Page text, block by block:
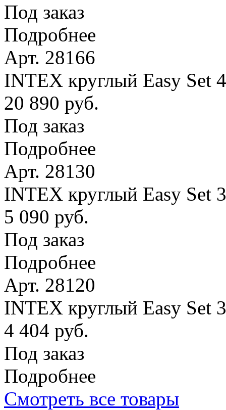
Под заказ
Подробнее
Арт. 28166
INTEX круглый Easy Set
20 890 руб.
Под заказ
Подробнее
Арт. 28130
INTEX круглый Easy Set
5 090 руб.
Под заказ
Подробнее
Арт. 28120
INTEX круглый Easy Set
4 404 руб.
Под заказ
Подробнее
Смотреть все товары